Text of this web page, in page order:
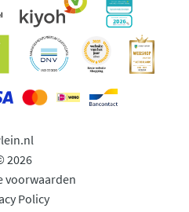
2026
voorwaarden
Policy